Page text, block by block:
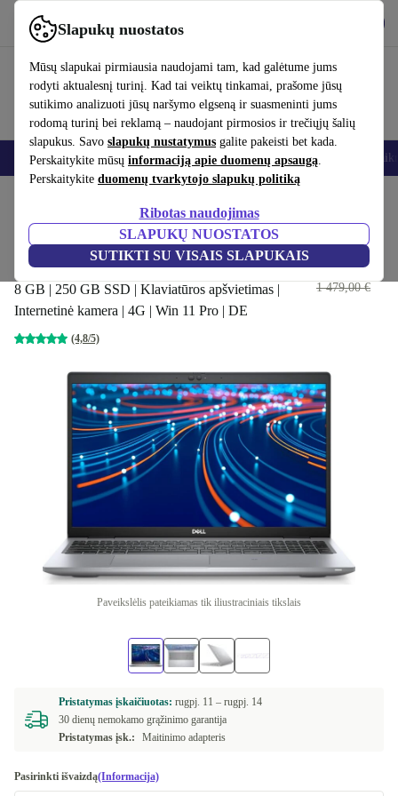
Slapukų nuostatos
Mūsų slapukai pirmiausia naudojami tam, kad galėtume jums
rodyti aktualesnį turinį. Kad tai veiktų tinkamai, prašome jūsų
sutikimo analizuoti jūsų naršymo elgseną ir suasmeninti jums
rodomą turinį bei reklamą – naudojant pirmosios ir trečiųjų šalių
slapukus. Savo slapukų nustatymus galite pakeisti bet kada.
Perskaitykite mūsų informaciją apie duomenų apsaugą.
Perskaitykite duomenų tvarkytojo slapukų politiką
Ribotas naudojimas
SLAPUKŲ NUOSTATOS
SUTIKTI SU VISAIS SLAPUKAIS
Naudok refurbed greitai ir paprastai
Išmanieji telefonai Nešiojamieji kompiuteriai Planšetės Išmanieji
Dell Latitude 5520 | i5-1145G7 |
15.6"
8 GB | 250 GB SSD | Klaviatūros apšvietimas |
Internetinė kamera | 4G | Win 11 Pro | DE
(4,8/5)
400,00 €
1 479,00 €
Paveikslėlis pateikiamas tik iliustraciniais tikslais
Pristatymas įskaičiuotas: rugpj. 11 – rugpj. 14
30 dienų nemokamo grąžinimo garantija
Pristatymas įsk.:
Maitinimo adapteris
Pasirinkti išvaizdą(Informacija)